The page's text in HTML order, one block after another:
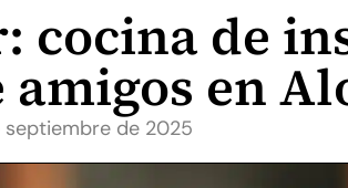
cocina de
en
septiembre de 2025